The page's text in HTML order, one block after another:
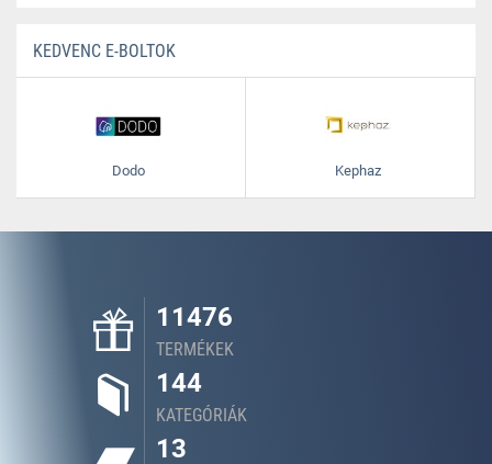
KEDVENC E-BOLTOK
Dodo Kephaz
11476
TERMÉKEK
144
KATEGÓRIÁK
13